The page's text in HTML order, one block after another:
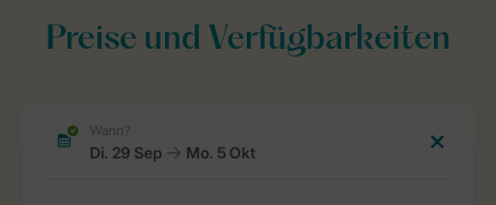
Preise und Verfügbarkeiten